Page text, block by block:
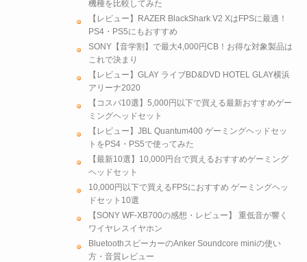
機種を比較してみた
【レビュー】RAZER BlackShark V2 XはFPSに最適！
PS4・PS5にもおすすめ
SONY【音学割】で最大4,000円CB！お得な対象製品は
これで決まり
【レビュー】GLAY ライブBD&DVD HOTEL GLAY横浜
アリーナ2020
【コスパ10選】5,000円以下で買える最新おすすめゲー
ミングヘッドセット
【レビュー】JBL Quantum400 ゲーミングヘッドセッ
トをPS4・PS5で使ってみた
【最新10選】10,000円台で買えるおすすめゲーミング
ヘッドセット
10,000円以下で買えるFPSにおすすめ ゲーミングヘッ
ドセット10選
【SONY WF-XB700の感想・レビュー】 重低音が響く
ワイヤレスイヤホン
BluetoothスピーカーのAnker Soundcore miniの使い
方・音質レビュー